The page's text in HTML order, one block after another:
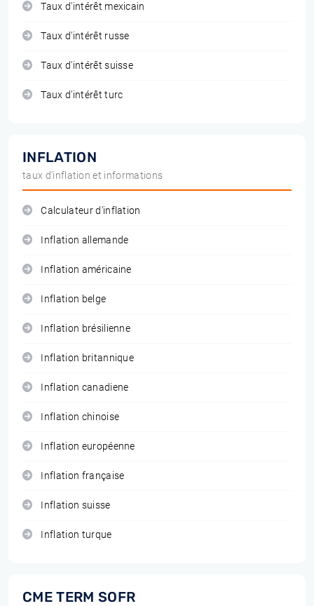
Taux d'intérêt mexicain
Taux d'intérêt russe
Taux d'intérêt suisse
Taux d'intérêt turc
INFLATION
taux d'inflation et informations
Calculateur d'inflation
Inflation allemande
Inflation américaine
Inflation belge
Inflation brésilienne
Inflation britannique
Inflation canadiene
Inflation chinoise
Inflation européenne
Inflation française
Inflation suisse
Inflation turque
CME TERM SOFR